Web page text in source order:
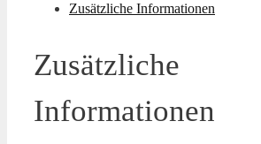
Zusätzliche Informationen
Zusätzliche
Informationen